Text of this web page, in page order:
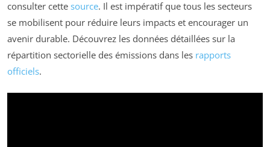
consulter cette source. Il est impératif que tous les secteurs
se mobilisent pour réduire leurs impacts et encourager un
avenir durable. Découvrez les données détaillées sur la
répartition sectorielle des émissions dans les rapports
officiels.